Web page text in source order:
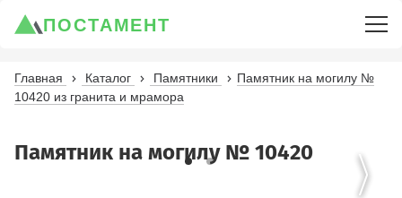
ПОСТАМЕНТ
Главная Каталог Памятники
Памятник на могилу №
10420 из гранита и мрамора
Памятник на могилу № 10420